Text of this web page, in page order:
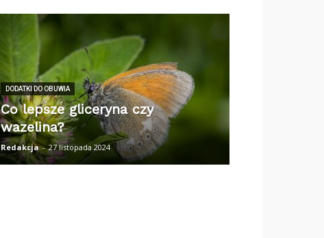
DODATKI DO OBUWIA
Co lepsze gliceryna czy
wazelina?
Redakcja - 27 listopada 2024